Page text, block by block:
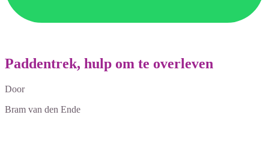
Paddentrek, hulp om te overleven
Door
Bram van den Ende